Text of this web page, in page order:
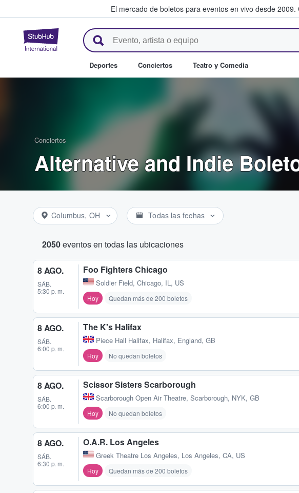
El mercado de boletos para eventos en vivo desde 2009.
StubHub: donde los fans compran y venden
Deportes Conciertos Teatro y Comedia
Conciertos
Alternative and Indie
Columbus, OH Todas las fechas
2050eventos en todas las ubicaciones
8 AGO.
SÁB.
5:30 p. m.
Foo Fighters Chicago
Soldier Field, Chicago, IL, US
Hoy Quedan más de 200 boletos
8 AGO.
SÁB.
6:00 p. m.
The K's Halifax
Piece Hall Halifax, Halifax, England, GB
Hoy No quedan boletos
8 AGO.
SÁB.
6:00 p. m.
Scissor Sisters Scarborough
Scarborough Open Air Theatre, Scarborough, NYK, GB
Hoy No quedan boletos
8 AGO.
SÁB.
6:30 p. m.
O.A.R. Los Angeles
Greek Theatre Los Angeles, Los Angeles, CA, US
Hoy Quedan más de 200 boletos